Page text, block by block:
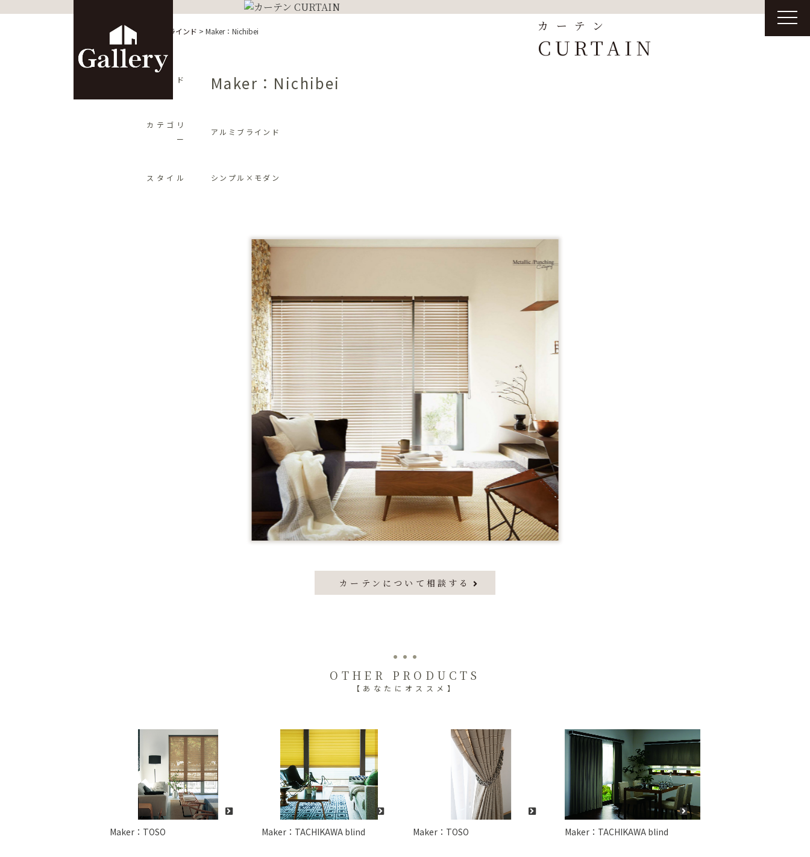
カーテン
CURTAIN
t
o
カーテン> アルミブラインド > Maker：Nichibei
ブランド Maker：Nichibei
カテゴリ
ー
アルミブラインド
スタイル シンプル×モダン
カーテンについて相談する
OTHER PRODUCTS
【あなたにオススメ】
Maker：TOSO Maker：TACHIKAWA blind Maker：TOSO Maker：TACHIKAWA blind